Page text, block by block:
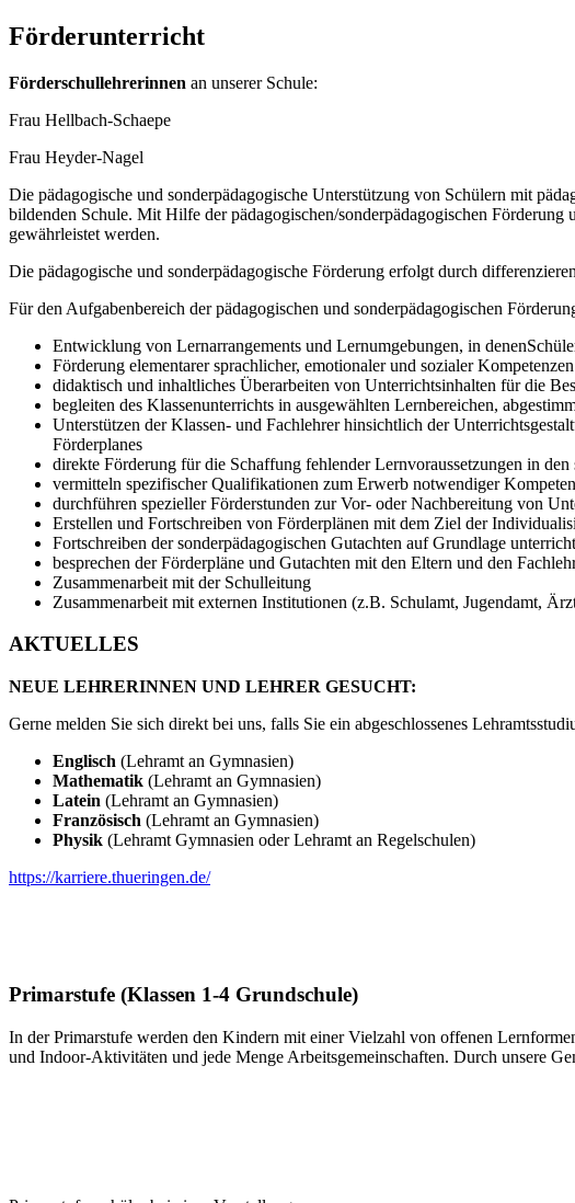
Förderunterricht
Förderschullehrerinnen an unserer Schule:
Frau Hellbach-Schaepe
Frau Heyder-Nagel
Die pädagogische und sonderpädagogische Unterstützung von Schülern mit
bildenden Schule. Mit Hilfe der pädagogischen/sonderpädagogischen
gewährleistet werden.
Die pädagogische und sonderpädagogische Förderung erfolgt durch
Für den Aufgabenbereich der pädagogischen und sonderpädagogischen
Entwicklung von Lernarrangements und Lernumgebungen, in
Förderung elementarer sprachlicher, emotionaler und sozialer Kompetenzen
didaktisch und inhaltliches Überarbeiten von Unterrichtsinhalten für die
begleiten des Klassenunterrichts in ausgewählten Lernbereichen,
Unterstützen der Klassen- und Fachlehrer hinsichtlich der
Förderplanes
direkte Förderung für die Schaffung fehlender Lernvoraussetzungen in
vermitteln spezifischer Qualifikationen zum Erwerb notwendiger
durchführen spezieller Förderstunden zur Vor- oder Nachbereitung von
Erstellen und Fortschreiben von Förderplänen mit dem Ziel der
Fortschreiben der sonderpädagogischen Gutachten auf Grundlage
besprechen der Förderpläne und Gutachten mit den Eltern und den
Zusammenarbeit mit der Schulleitung
Zusammenarbeit mit externen Institutionen (z.B. Schulamt, Jugendamt,
AKTUELLES
NEUE LEHRERINNEN UND LEHRER GESUCHT:
Gerne melden Sie sich direkt bei uns, falls Sie ein abgeschlossenes
Englisch (Lehramt an Gymnasien)
Mathematik (Lehramt an Gymnasien)
Latein (Lehramt an Gymnasien)
Französisch (Lehramt an Gymnasien)
Physik (Lehramt Gymnasien oder Lehramt an Regelschulen)
https://karriere.thueringen.de/
Primarstufe (Klassen 1-4 Grundschule)
In der Primarstufe werden den Kindern mit einer Vielzahl von offenen
und Indoor-Aktivitäten und jede Menge Arbeitsgemeinschaften. Durch unsere